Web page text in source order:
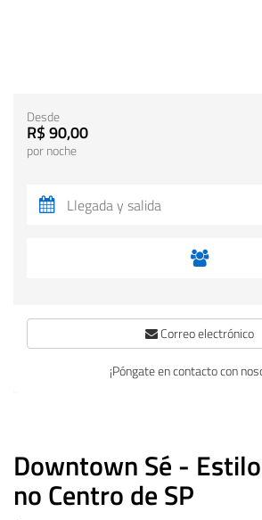
Downtown Sé -
no Centro de SP
Desde
R$ 90,00
por noche
Correo electrónico
¡Póngate en contacto con